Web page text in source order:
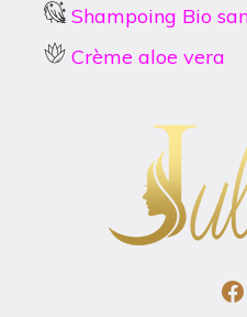
Shampoing Bio
Crème aloe vera